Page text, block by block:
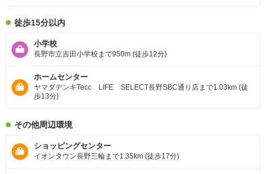
徒歩15分以内
小学校
長野市立吉田小学校まで950m (徒歩12分)
ホームセンター
ヤマダデンキTecc LIFE SELECT長野SBC通り店まで1.03km (徒
歩13分)
その他周辺環境
ショッピングセンター
イオンタウン長野三輪まで1.35km (徒歩17分)